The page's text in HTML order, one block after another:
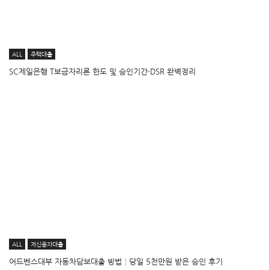
ALL 주택대출
SC제일은행 T보금자리론 한도 및 승인기간·DSR 완벽정리
ALL 저신용자대출
어드벤스대부 자동차담보대출 방법│당일 5천만원 받은 승인 후기